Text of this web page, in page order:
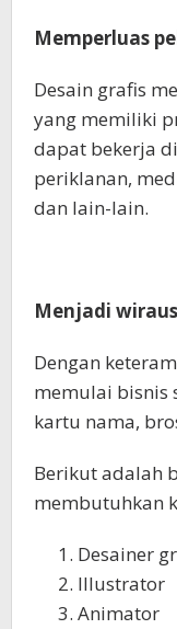
Memperluas
Desain grafis
yang memiliki
dapat bekerja
periklanan,
dan lain-lain.
Menjadi
Dengan
memulai bisnis
kartu nama,
Berikut adalah
membutuhkan
Desainer
Illustrator
Animator